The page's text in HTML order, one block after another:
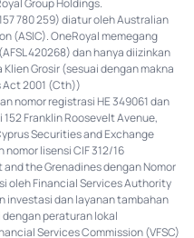
Group Holdings.
780 259) diatur oleh Australian
(ASIC). OneRoyal memegang
420268) dan hanya diizinkan
Grosir (sesuai dengan makna
2001 (Cth))
nomor registrasi HE 349061 dan
152 Franklin Roosevelt Avenue,
Securities and Exchange
lisensi CIF 312/16
the Grenadines dengan Nomor
oleh Financial Services Authority
investasi dan layanan tambahan
peraturan lokal
Services Commission (VFSC)